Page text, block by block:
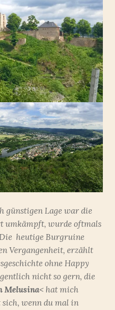
günstigen Lage war die
umkämpft, wurde oftmals
heutige Burgruine
Vergangenheit, erzählt
ohne Happy
nicht so gern, die
Melusina< hat mich
wenn du mal in